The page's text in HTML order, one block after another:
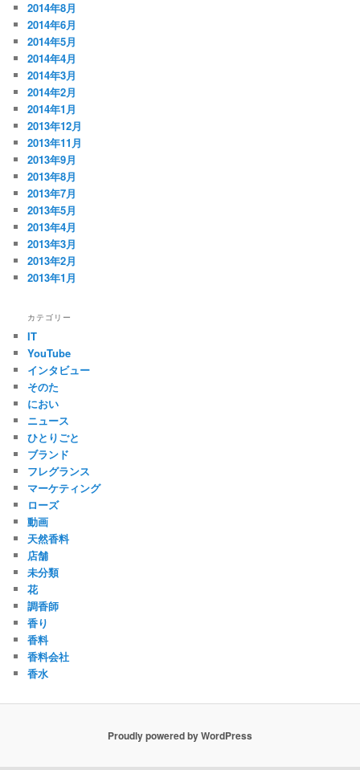
2014年8月
2014年6月
2014年5月
2014年4月
2014年3月
2014年2月
2014年1月
2013年12月
2013年11月
2013年9月
2013年8月
2013年7月
2013年5月
2013年4月
2013年3月
2013年2月
2013年1月
カテゴリー
IT
YouTube
インタビュー
そのた
におい
ニュース
ひとりごと
ブランド
フレグランス
マーケティング
ローズ
動画
天然香料
店舗
未分類
花
調香師
香り
香料
香料会社
香水
Proudly powered by WordPress